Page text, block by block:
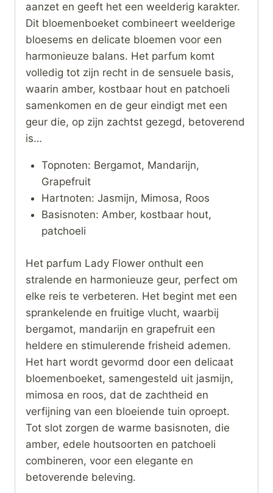
aanzet en geeft het een weelderig karakter.
Dit bloemenboeket combineert weelderige
bloesems en delicate bloemen voor een
harmonieuze balans. Het parfum komt
volledig tot zijn recht in de sensuele basis,
waarin amber, kostbaar hout en patchoeli
samenkomen en de geur eindigt met een
geur die, op zijn zachtst gezegd, betoverend
is…
Topnoten: Bergamot, Mandarijn,
Grapefruit
Hartnoten: Jasmijn, Mimosa, Roos
Basisnoten: Amber, kostbaar hout,
patchoeli
Het parfum Lady Flower onthult een
stralende en harmonieuze geur, perfect om
elke reis te verbeteren. Het begint met een
sprankelende en fruitige vlucht, waarbij
bergamot, mandarijn en grapefruit een
heldere en stimulerende frisheid ademen.
Het hart wordt gevormd door een delicaat
bloemenboeket, samengesteld uit jasmijn,
mimosa en roos, dat de zachtheid en
verfijning van een bloeiende tuin oproept.
Tot slot zorgen de warme basisnoten, die
amber, edele houtsoorten en patchoeli
combineren, voor een elegante en
betoverende beleving.